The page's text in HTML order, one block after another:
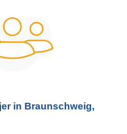
in Braunschweig,